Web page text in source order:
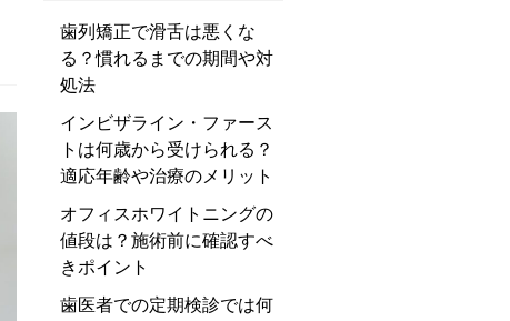
歯列矯正で滑舌は悪くな
る？慣れるまでの期間や対
処法
インビザライン・ファース
トは何歳から受けられる？
適応年齢や治療のメリット
オフィスホワイトニングの
値段は？施術前に確認すべ
きポイント
歯医者での定期検診では何